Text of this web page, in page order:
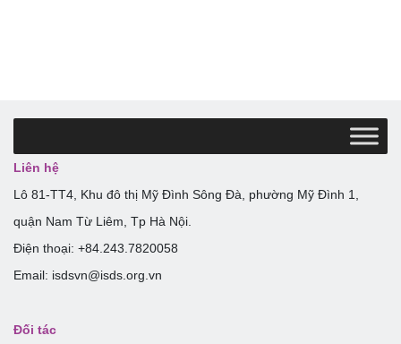
Liên hệ
Lô 81-TT4, Khu đô thị Mỹ Đình Sông Đà, phường Mỹ Đình 1,
quận Nam Từ Liêm, Tp Hà Nội.
Điện thoại: +84.243.7820058
Email: isdsvn@isds.org.vn
Đối tác